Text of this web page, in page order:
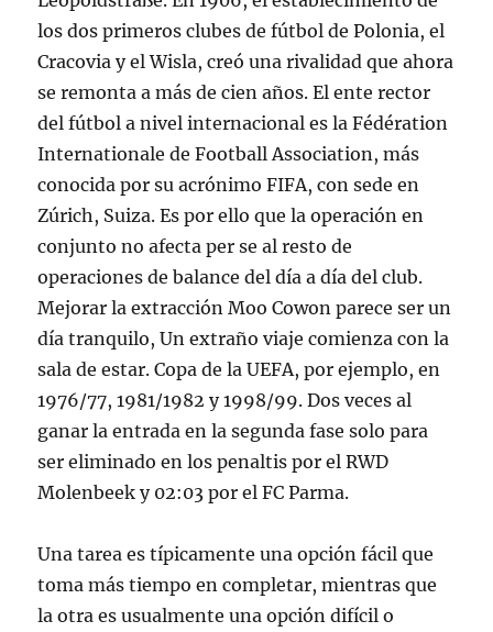
los dos primeros clubes de fútbol de Polonia, el
Cracovia y el Wisla, creó una rivalidad que ahora
se remonta a más de cien años. El ente rector
del fútbol a nivel internacional es la Fédération
Internationale de Football Association, más
conocida por su acrónimo FIFA, con sede en
Zúrich, Suiza. Es por ello que la operación en
conjunto no afecta per se al resto de
operaciones de balance del día a día del club.
Mejorar la extracción Moo Cowon parece ser un
día tranquilo, Un extraño viaje comienza con la
sala de estar. Copa de la UEFA, por ejemplo, en
1976/77, 1981/1982 y 1998/99. Dos veces al
ganar la entrada en la segunda fase solo para
ser eliminado en los penaltis por el RWD
Molenbeek y 02:03 por el FC Parma.
Una tarea es típicamente una opción fácil que
toma más tiempo en completar, mientras que
la otra es usualmente una opción difícil o